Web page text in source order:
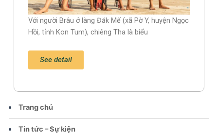
Trang chủ
Tin tức – Sự kiện
Với người Brâu ở làng Đăk Mế (xã Pờ Y, huyện Ngọc
Hồi, tỉnh Kon Tum), chiêng Tha là biểu
See detail